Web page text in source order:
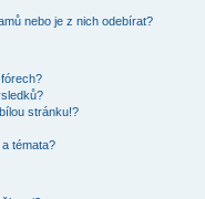
nebo je z nich odebírat?
stránku!?
témata?